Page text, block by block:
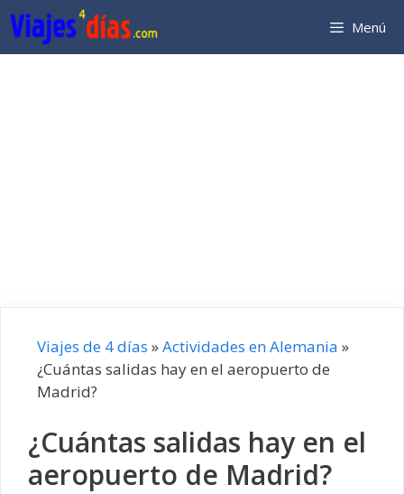
Saltar
al
contenido
Menú
Viajes de 4 días »Actividades en Alemania »
¿Cuántas salidas hay en el aeropuerto de
Madrid?
¿Cuántas salidas hay en el
aeropuerto de Madrid?